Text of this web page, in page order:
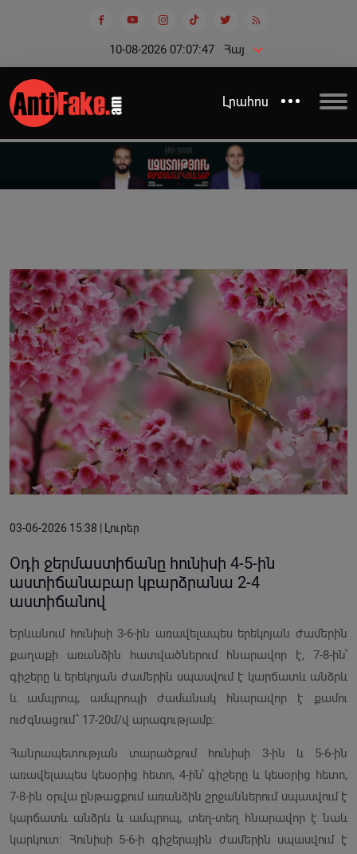
10-08-2026 07:07:48 Հայ
Լրահոս
03-06-2026 15:38 | Լուրեր
Օդի ջերմաստիճանը հունիսի 4-5-ին
աստիճանաբար կբարձրանա 2-4
աստիճանով
Երևանում հունիսի 3-6-ին առավելապես երեկոյան ժամերին
քաղաքի առանձին հատվածներում հնարավոր է, 7-8-ին՝
գիշերը և երեկոյան ժամերին սպասվում է կարճատև անձրև
և ամպրոպ, ամպրոպի ժամանակ հնարավոր է քամու
ուժգնացում՝ 17-20մ/վ արագությամբ։
Հանրապետության տարածքում հունիսի 3-ին և 5-6-ին
առավելապես կեսօրից հետո, 4-ին՝ գիշերը և կեսօրից հետո,
7-8-ին օրվա ընթացքում առանձին շրջաններում սպասվում է
կարճատև անձրև և ամպրոպ, տեղ-տեղ հնարավոր է նաև
կարկուտ։ Հունիսի 5-6-ի գիշերային ժամերին սպասվում է